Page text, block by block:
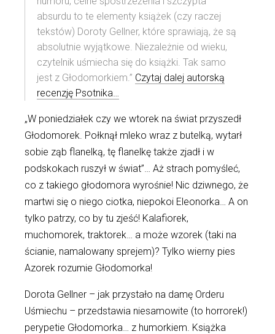
absurdu to te elementy książek (czy raczej
tekstów) Doroty Gellner, które sprawiają, że są
absolutnie wyjątkowe. Niezależnie od wieku,
czytelnik uśmiecha się do książki. Tak samo
jest z Głodomorkiem.” Czytaj dalej autorską
recenzję Psotnika…
„W poniedziałek czy we wtorek na świat przyszedł
Głodomorek. Połknął mleko wraz z butelką, wytarł
sobie ząb flanelką, tę flanelkę także zjadł i w
podskokach ruszył w świat”… Aż strach pomyśleć,
co z takiego głodomora wyrośnie! Nic dziwnego, że
martwi się o niego ciotka, niepokoi Eleonorka… A on
tylko patrzy, co by tu zjeść! Kalafiorek,
muchomorek, traktorek… a może wzorek (taki na
ścianie, namalowany sprejem)? Tylko wierny pies
Azorek rozumie Głodomorka!
Dorota Gellner – jak przystało na damę Orderu
Uśmiechu – przedstawia niesamowite (to horrorek!)
perypetie Głodomorka… z humorkiem. Książka